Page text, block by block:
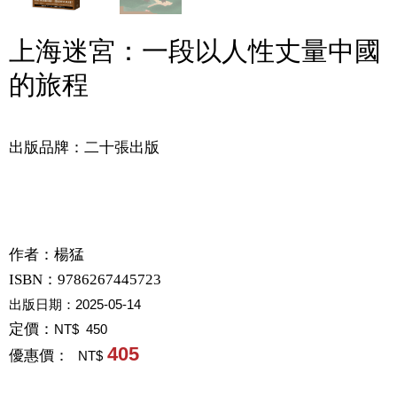
上海迷宮：一段以人性丈量中國
的旅程
出版品牌：二十張出版
作者： 楊猛
ISBN：9786267445723
出版日期： 2025-05-14
定價： NT$ 450
優惠價： NT$ 405